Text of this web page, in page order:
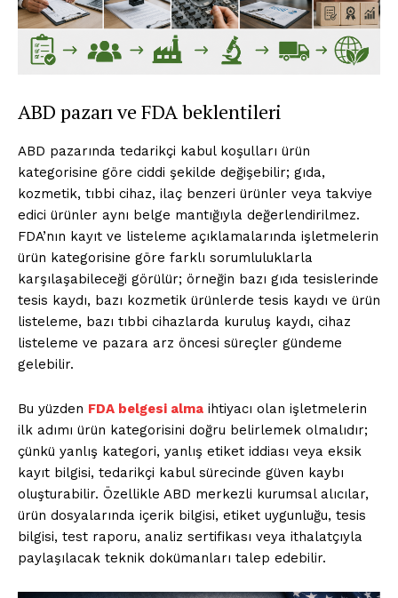
ABD pazarı ve FDA beklentileri
ABD pazarında tedarikçi kabul koşulları ürün
kategorisine göre ciddi şekilde değişebilir; gıda,
kozmetik, tıbbi cihaz, ilaç benzeri ürünler veya takviye
edici ürünler aynı belge mantığıyla değerlendirilmez.
FDA’nın kayıt ve listeleme açıklamalarında işletmelerin
ürün kategorisine göre farklı sorumluluklarla
karşılaşabileceği görülür; örneğin bazı gıda tesislerinde
tesis kaydı, bazı kozmetik ürünlerde tesis kaydı ve ürün
listeleme, bazı tıbbi cihazlarda kuruluş kaydı, cihaz
listeleme ve pazara arz öncesi süreçler gündeme
gelebilir.
Bu yüzden FDA belgesi alma ihtiyacı olan işletmelerin
ilk adımı ürün kategorisini doğru belirlemek olmalıdır;
çünkü yanlış kategori, yanlış etiket iddiası veya eksik
kayıt bilgisi, tedarikçi kabul sürecinde güven kaybı
oluşturabilir. Özellikle ABD merkezli kurumsal alıcılar,
ürün dosyalarında içerik bilgisi, etiket uygunluğu, tesis
bilgisi, test raporu, analiz sertifikası veya ithalatçıyla
paylaşılacak teknik dokümanları talep edebilir.